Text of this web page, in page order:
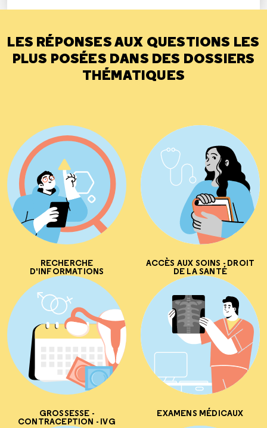
LES RÉPONSES AUX QUESTIONS LES
PLUS POSÉES DANS DES DOSSIERS
THÉMATIQUES
RECHERCHE
D'INFORMATIONS
ACCÈS AUX SOINS - DROIT
DE LA SANTÉ
GROSSESSE -
CONTRACEPTION - IVG
EXAMENS MÉDICAUX